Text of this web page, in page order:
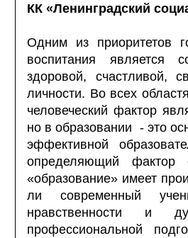
КК «Ленинградский
Одним из приоритетов
воспитания является
здоровой, счастливой,
личности. Во всех
человеческий фактор
но в образовании - это
эффективной
определяющий фактор
«образование» имеет
ли современный
нравственности и
профессиональной